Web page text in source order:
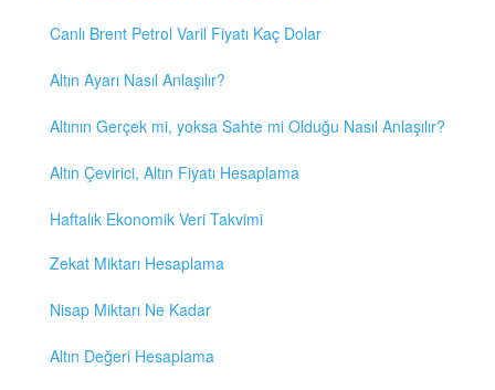
Canlı Brent Petrol Varil Fiyatı Kaç Dolar
Altın Ayarı Nasıl Anlaşılır?
Altının Gerçek mi, yoksa Sahte mi Olduğu Nasıl Anlaşılır?
Altın Çevirici, Altın Fiyatı Hesaplama
Haftalık Ekonomik Veri Takvimi
Zekat Miktarı Hesaplama
Nisap Miktarı Ne Kadar
Altın Değeri Hesaplama